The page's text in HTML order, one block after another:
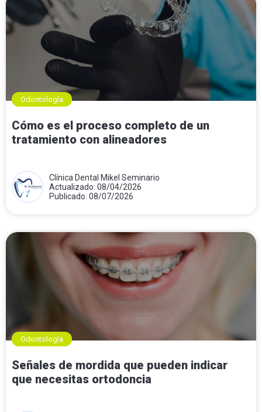
Odontología
Cómo es el proceso completo de un
tratamiento con alineadores
Clínica Dental Mikel Seminario
Actualizado: 08/04/2026
Publicado: 08/07/2026
Odontología
Señales de mordida que pueden indicar
que necesitas ortodoncia